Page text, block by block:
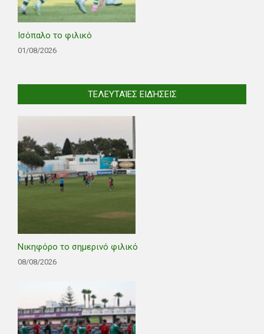
Ισόπαλο το φιλικό
01/08/2026
ΤΕΛΕΥΤΑΊΕΣ ΕΙΔΉΣΕΙΣ
Νικηφόρο το σημερινό φιλικό
08/08/2026